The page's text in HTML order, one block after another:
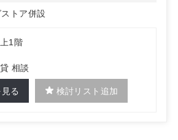
ストア併設
1階
相談
る 検討リスト追加